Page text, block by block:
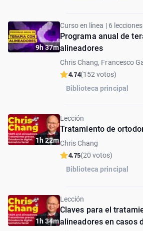
9h 37m
Curso en línea | 6 lecciones
Programa anual de
alineadores
Chris Chang, Francesco
Vincenzo D'Anto, Jay
4.74(152 votos)
Biblioteca principal
1h 22m
Lección
Tratamiento de
Chris Chang
4.75(20 votos)
Biblioteca principal
1h 34m
Lección
Claves para el
alineadores en casos